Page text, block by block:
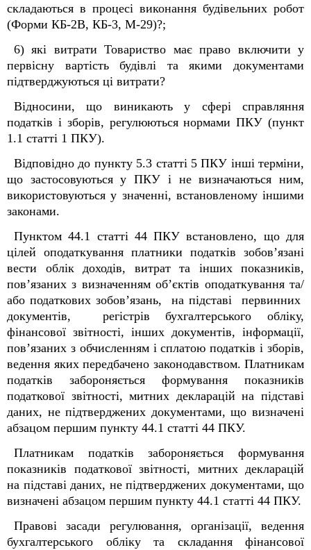
складаються в процесі виконання будівельних робот
(Форми КБ-2В, КБ-3, М-29)?;
6) які витрати Товариство має право включити у
первісну вартість будівлі та якими документами
підтверджуються ці витрати?
Відносини, що виникають у сфері справляння
податків і зборів, регулюються нормами ПКУ (пункт
1.1 статті 1 ПКУ).
Відповідно до пункту 5.3 статті 5 ПКУ інші терміни,
що застосовуються у ПКУ і не визначаються ним,
використовуються у значенні, встановленому іншими
законами.
Пунктом 44.1 статті 44 ПКУ встановлено, що для
цілей оподаткування платники податків зобов’язані
вести облік доходів, витрат та інших показників,
пов’язаних з визначенням об’єктів оподаткування та/
або податкових зобов’язань, на підставі первинних
документів, регістрів бухгалтерського обліку,
фінансової звітності, інших документів, інформації,
пов’язаних з обчисленням і сплатою податків і зборів,
ведення яких передбачено законодавством. Платникам
податків забороняється формування показників
податкової звітності, митних декларацій на підставі
даних, не підтверджених документами, що визначені
абзацом першим пункту 44.1 статті 44 ПКУ.
Платникам податків забороняється формування
показників податкової звітності, митних декларацій
на підставі даних, не підтверджених документами, що
визначені абзацом першим пункту 44.1 статті 44 ПКУ.
Правові засади регулювання, організації, ведення
бухгалтерського обліку та складання фінансової